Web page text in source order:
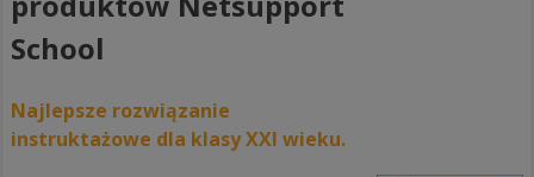
School
Najlepsze rozwiązanie
instruktażowe dla klasy XXI wieku.